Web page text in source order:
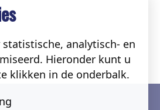
analytisch- en
Hieronder kunt u
klikken in de onderbalk.